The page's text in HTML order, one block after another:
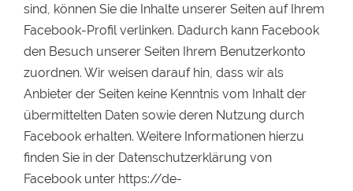
sind, können Sie die Inhalte unserer Seiten auf Ihrem
Facebook-Profil verlinken. Dadurch kann Facebook
den Besuch unserer Seiten Ihrem Benutzerkonto
zuordnen. Wir weisen darauf hin, dass wir als
Anbieter der Seiten keine Kenntnis vom Inhalt der
übermittelten Daten sowie deren Nutzung durch
Facebook erhalten. Weitere Informationen hierzu
finden Sie in der Datenschutzerklärung von
Facebook unter https://de-